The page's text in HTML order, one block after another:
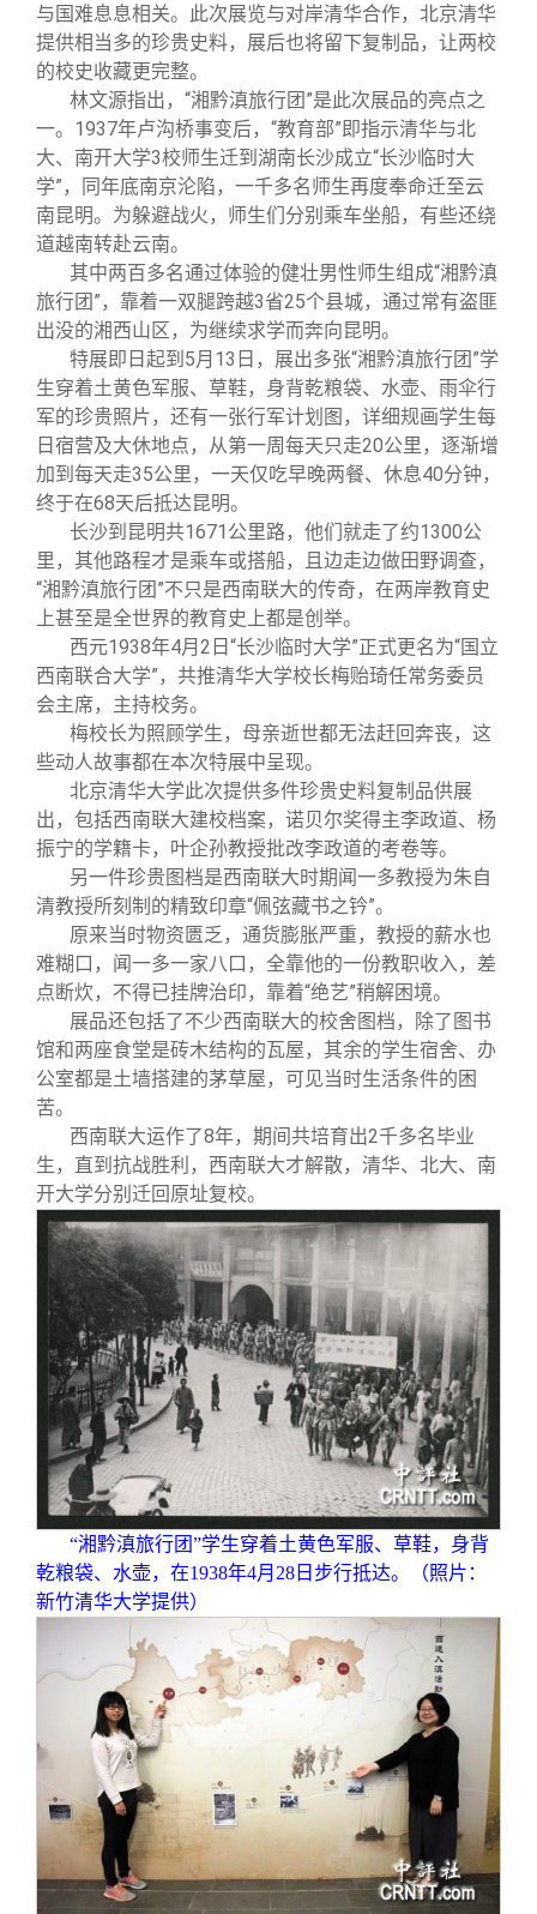
与国难息息相关。此次展览与对岸清华合作，北京清华
提供相当多的珍贵史料，展后也将留下复制品，让两校
的校史收藏更完整。
林文源指出，“湘黔滇旅行团”是此次展品的亮点之
一。1937年卢沟桥事变后，“教育部”即指示清华与北
大、南开大学3校师生迁到湖南长沙成立“长沙临时大
学”，同年底南京沦陷，一千多名师生再度奉命迁至云
南昆明。为躲避战火，师生们分别乘车坐船，有些还绕
道越南转赴云南。
其中两百多名通过体验的健壮男性师生组成“湘黔滇
旅行团”，靠着一双腿跨越3省25个县城，通过常有盗匪
出没的湘西山区，为继续求学而奔向昆明。
特展即日起到5月13日，展出多张“湘黔滇旅行团”学
生穿着土黄色军服、草鞋，身背乾粮袋、水壶、雨伞行
军的珍贵照片，还有一张行军计划图，详细规画学生每
日宿营及大休地点，从第一周每天只走20公里，逐渐增
加到每天走35公里，一天仅吃早晚两餐、休息40分钟，
终于在68天后抵达昆明。
长沙到昆明共1671公里路，他们就走了约1300公
里，其他路程才是乘车或搭船，且边走边做田野调查，
“湘黔滇旅行团”不只是西南联大的传奇，在两岸教育史
上甚至是全世界的教育史上都是创举。
西元1938年4月2日“长沙临时大学”正式更名为“国立
西南联合大学”，共推清华大学校长梅贻琦任常务委员
会主席，主持校务。
梅校长为照顾学生，母亲逝世都无法赶回奔丧，这
些动人故事都在本次特展中呈现。
北京清华大学此次提供多件珍贵史料复制品供展
出，包括西南联大建校档案，诺贝尔奖得主李政道、杨
振宁的学籍卡，叶企孙教授批改李政道的考卷等。
另一件珍贵图档是西南联大时期闻一多教授为朱自
清教授所刻制的精致印章“佩弦藏书之钤”。
原来当时物资匮乏，通货膨胀严重，教授的薪水也
难糊口，闻一多一家八口，全靠他的一份教职收入，差
点断炊，不得已挂牌治印，靠着“绝艺”稍解困境。
展品还包括了不少西南联大的校舍图档，除了图书
馆和两座食堂是砖木结构的瓦屋，其余的学生宿舍、办
公室都是土墙搭建的茅草屋，可见当时生活条件的困
苦。
西南联大运作了8年，期间共培育出2千多名毕业
生，直到抗战胜利，西南联大才解散，清华、北大、南
开大学分别迁回原址复校。
“湘黔滇旅行团”学生穿着土黄色军服、草鞋，身背
乾粮袋、水壶，在1938年4月28日步行抵达。（照片：
新竹清华大学提供）